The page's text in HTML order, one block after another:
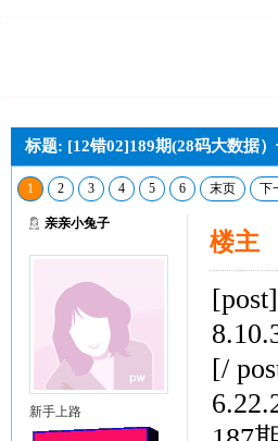
标题: [12错02]189期(28码大数据
1 2 3 4 5 6 末页 下
亲亲小兔子
新手上路
楼主
[/